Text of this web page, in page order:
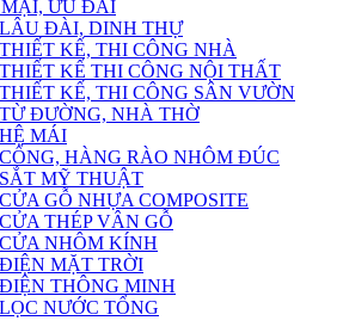
ƯU ĐÃI
ĐÀI, DINH THỰ
KẾ, THI CÔNG NHÀ
KẾ THI CÔNG NỘI THẤT
KẾ, THI CÔNG SÂN VƯỜN
ĐƯỜNG, NHÀ THỜ
MÁI
HÀNG RÀO NHÔM ĐÚC
MỸ THUẬT
GỖ NHỰA COMPOSITE
THÉP VÂN GỖ
NHÔM KÍNH
MẶT TRỜI
THÔNG MINH
NƯỚC TỔNG